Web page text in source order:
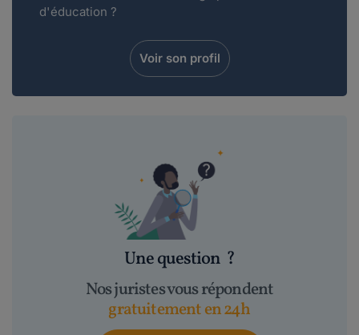
d'éducation ?
Voir son profil
Une question ?
Nos juristes vous répondent
gratuitement en 24h